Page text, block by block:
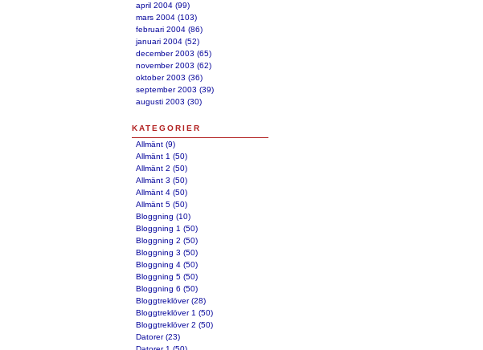
april 2004 (99)
mars 2004 (103)
februari 2004 (86)
januari 2004 (52)
december 2003 (65)
november 2003 (62)
oktober 2003 (36)
september 2003 (39)
augusti 2003 (30)
KATEGORIER
Allmänt (9)
Allmänt 1 (50)
Allmänt 2 (50)
Allmänt 3 (50)
Allmänt 4 (50)
Allmänt 5 (50)
Bloggning (10)
Bloggning 1 (50)
Bloggning 2 (50)
Bloggning 3 (50)
Bloggning 4 (50)
Bloggning 5 (50)
Bloggning 6 (50)
Bloggtreklöver (28)
Bloggtreklöver 1 (50)
Bloggtreklöver 2 (50)
Datorer (23)